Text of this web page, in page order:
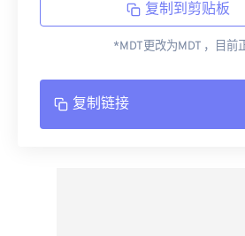
复制到剪贴板
*MDT更改为MDT ，目前
复制链接